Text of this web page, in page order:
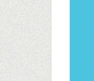
noticed!